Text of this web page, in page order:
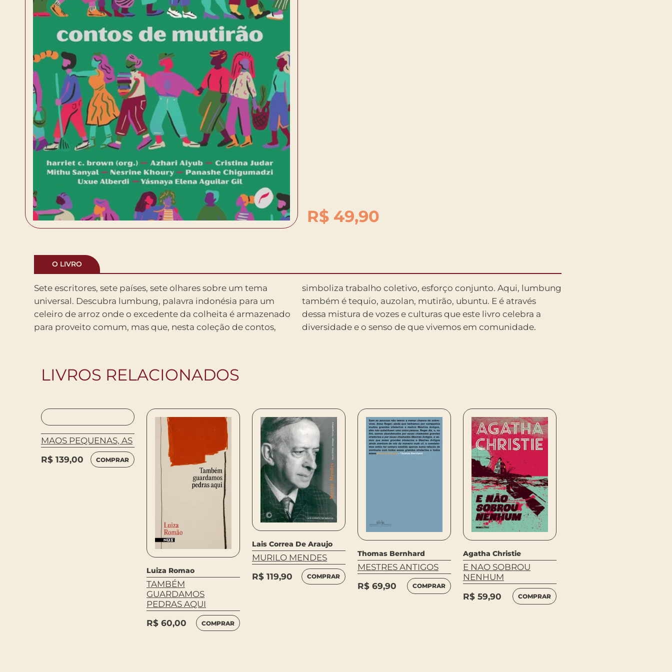
R$49,90
O LIVRO
Sete escritores, sete países, sete olhares sobre um tema
universal. Descubra lumbung, palavra indonésia para um
celeiro de arroz onde o excedente da colheita é armazenado
para proveito comum, mas que, nesta coleção de contos,
simboliza trabalho coletivo, esforço conjunto. Aqui, lumbung
também é tequio, auzolan, mutirão, ubuntu. E é através
dessa mistura de vozes e culturas que este livro celebra a
diversidade e o senso de que vivemos em comunidade.
LIVROS RELACIONADOS
MAOS PEQUENAS, AS
R$ 139,00 COMPRAR
Luiza Romao
TAMBÉM
GUARDAMOS
PEDRAS AQUI
R$ 60,00 COMPRAR
Lais Correa De Araujo
MURILO MENDES
R$ 119,90 COMPRAR
Thomas Bernhard
MESTRES ANTIGOS
R$ 69,90 COMPRAR
Agatha Christie
E NAO SOBROU
NENHUM
R$ 59,90 COMPRAR